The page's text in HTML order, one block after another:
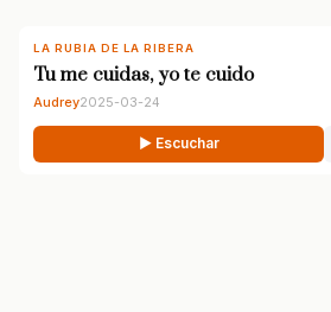
LA RUBIA DE LA RIBERA
Tu me cuidas, yo te cuido
Audrey2025-03-24
▶ Escuchar